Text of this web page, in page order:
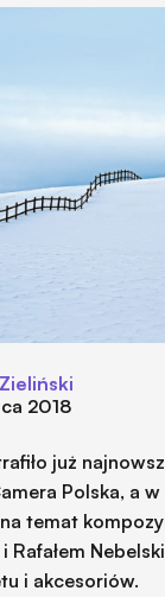
2018
już
Polska, a w
temat
Rafałem
i akcesoriów.